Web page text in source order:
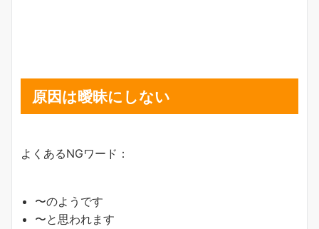
原因は曖昧にしない
よくあるNGワード：
〜のようです
〜と思われます